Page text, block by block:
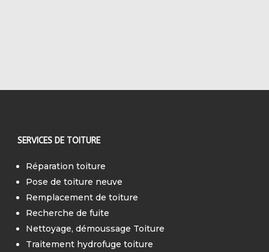
SERVICES DE TOITURE
Réparation toiture
Pose de toiture neuve
Remplacement de toiture
Recherche de fuite
Nettoyage, démoussage Toiture
Traitement hydrofuge toiture